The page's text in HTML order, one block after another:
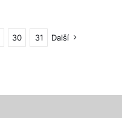
30 31 Další